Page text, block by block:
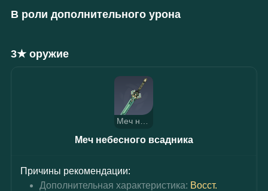
В роли дополнительного урона
3★ оружие
Меч небесного всадника
Меч небесного всадника
Причины рекомендации:
Дополнительная характеристика: Восст.